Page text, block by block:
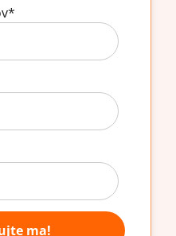
*